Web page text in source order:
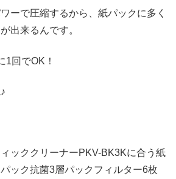
ーで圧縮するから、紙パックに多く
出来るんです。
1回でOK！
ッククリーナーPKV-BK3Kに合う紙
ック抗菌3層パックフィルター6枚